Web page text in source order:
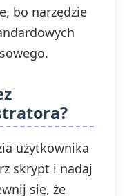
bo narzędzie
użytkownika
skrypt i nadaj
się, że